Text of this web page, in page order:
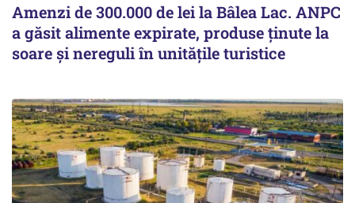
Amenzi de 300.000 de lei la Bâlea Lac. ANPC
a găsit alimente expirate, produse ținute la
soare și nereguli în unitățile turistice